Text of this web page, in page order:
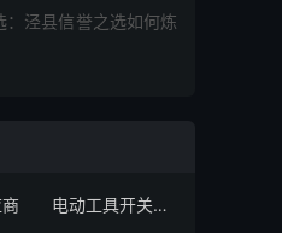
泾县信誉之选如何炼
电动工具开关厂家